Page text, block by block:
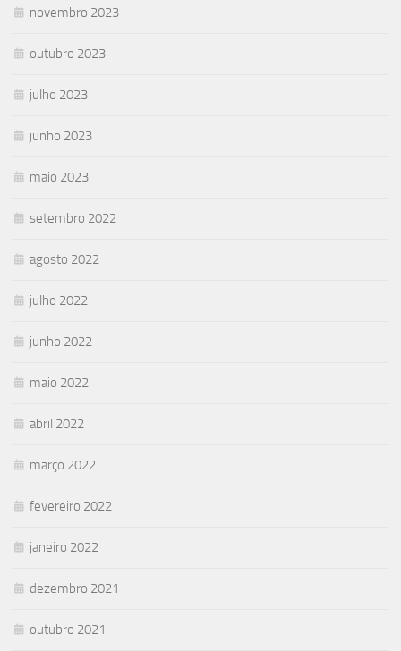
novembro 2023
outubro 2023
julho 2023
junho 2023
maio 2023
setembro 2022
agosto 2022
julho 2022
junho 2022
maio 2022
abril 2022
março 2022
fevereiro 2022
janeiro 2022
dezembro 2021
outubro 2021